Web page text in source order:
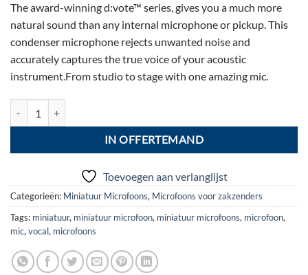
The award-winning d:vote™ series, gives you a much more
natural sound than any internal microphone or pickup. This
condenser microphone rejects unwanted noise and
accurately captures the true voice of your acoustic
instrument.From studio to stage with one amazing mic.
IN OFFERTEMAND
Toevoegen aan verlanglijst
Categorieën: Miniatuur Microfoons, Microfoons voor zakzenders
Tags: miniatuur, miniatuur microfoon, miniatuur microfoons, microfoon,
mic, vocal, microfoons